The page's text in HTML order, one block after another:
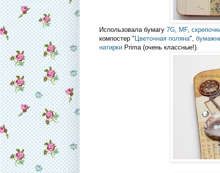
Использовала бумагу 7G, MF,
компостер " Цветочная поляна",
натирки Prima (очень классные!).